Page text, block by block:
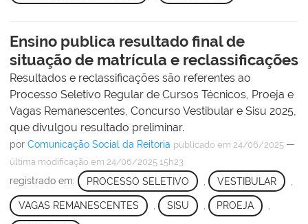
Ensino publica resultado final de
situação de matrícula e reclassificações
Resultados e reclassificações são referentes ao
Processo Seletivo Regular de Cursos Técnicos, Proeja e
Vagas Remanescentes, Concurso Vestibular e Sisu 2025,
que divulgou resultado preliminar.
por Comunicação Social da Reitoria publicado em 24/06/2025 —
última modificação em 24/06/2025 15h23
registrado em: PROCESSO SELETIVO VESTIBULAR
VAGAS REMANESCENTES , SISU , PROEJA ,